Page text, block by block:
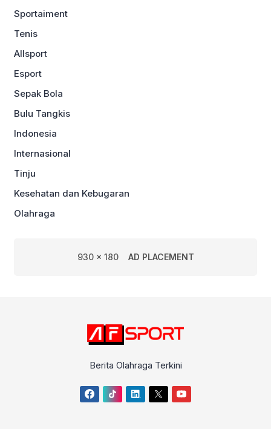
Sportaiment
Tenis
Allsport
Esport
Sepak Bola
Bulu Tangkis
Indonesia
Internasional
Tinju
Kesehatan dan Kebugaran
Olahraga
930 x 180 AD PLACEMENT
Berita Olahraga Terkini